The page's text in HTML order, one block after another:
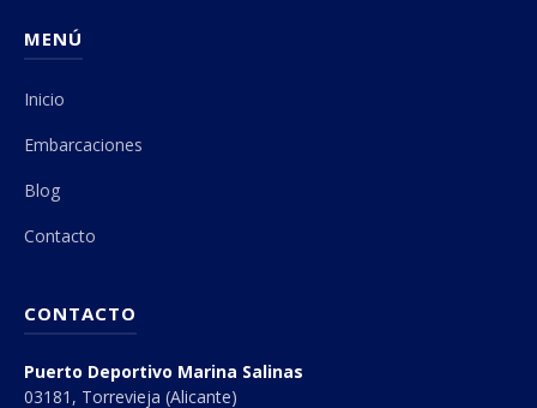
MENÚ
Inicio
Embarcaciones
Blog
Contacto
CONTACTO
Puerto Deportivo Marina Salinas
03181, Torrevieja (Alicante)